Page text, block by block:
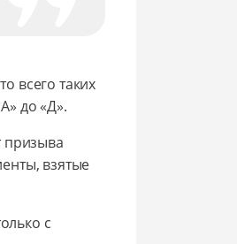
всего таких
до «Д».
призыва
взятые
с